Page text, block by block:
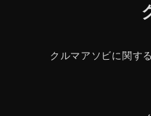
クルマアソビに関す